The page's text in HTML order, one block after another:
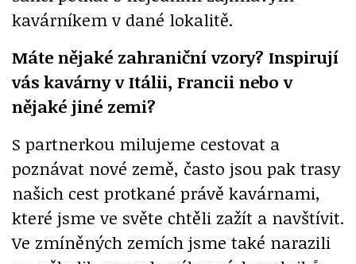
kavárníkem v dané lokalitě.
Máte nějaké zahraniční vzory? Inspirují
vás kavárny v Itálii, Francii nebo v
nějaké jiné zemi?
S partnerkou milujeme cestovat a
poznávat nové země, často jsou pak trasy
našich cest protkané právě kavárnami,
které jsme ve světe chtěli zažít a navštívit.
Ve zmíněných zemích jsme také narazili